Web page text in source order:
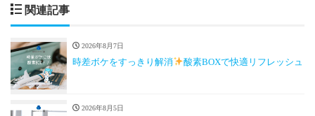
関連記事
2026年8月7日
時差ボケをすっきり解消 酸素BOXで快適リフレッシュ
2026年8月5日